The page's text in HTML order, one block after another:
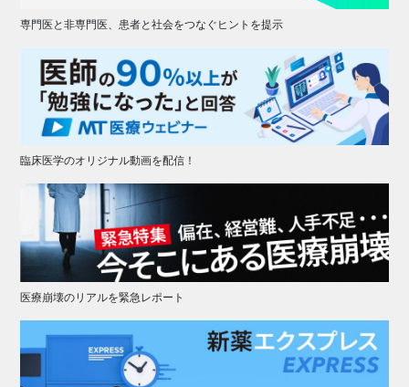
専門医と非専門医、患者と社会をつなぐヒントを提示
臨床医学のオリジナル動画を配信！
医療崩壊のリアルを緊急レポート